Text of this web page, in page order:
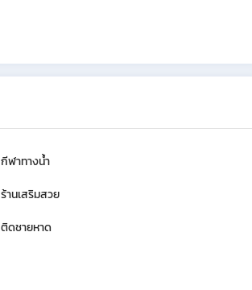
กีฬาทางน้ำ
ร้านเสริมสวย
ติดชายหาด